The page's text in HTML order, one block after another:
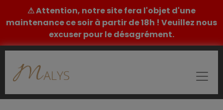
⚠ Attention, notre site fera l'objet d'une
maintenance ce soir à partir de 18h ! Veuillez nous
excuser pour le désagrément.